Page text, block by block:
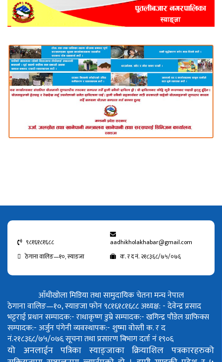
९८१६१८१६८८
aadhikholakhabar@gmail.com
ठेगाना वालिङ—१०, स्याङजा
क. र द नं. २१८३६८/७५/०७६
आँधीखोला मिडिया तथा सामुदायिक चेतना मन्च नेपाल
ठेगाना वालिङ—१०, स्याङजा फोन ९८१६१८१६८८अध्यक्ष: - देवेन्द्र प्रसाद
भट्टराईप्रधान सम्पादक:- राधाकृष्ण डुम्रेसम्पादक:- खगिन्द्र पौडेलग्राफिक्स
सम्पादक:- अर्जुन पंगेनीव्यवस्थापक:- शुष्मा वोस्तीक. र द
नं.२१८३६८/७५/०७६सूचना तथा प्रसारण बिभाग दर्ता नं १९०६
यो अनलाईन पत्रिका स्याङ्जाका क्रियाशिल पत्रकारहरुको